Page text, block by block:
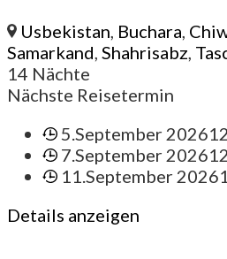
Usbekistan, Buchara,
Samarkand, Shahrisabz,
14 Nächte
Nächste Reisetermin
5.September 2026
7.September 2026
11.September 2026
Details anzeigen